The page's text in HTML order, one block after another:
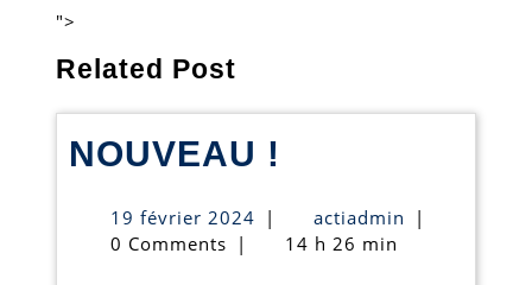
post:
">
Related Post
NOUVEAU !
19 février 202419
février
| actiadmin actiadmin
|
0 Comments | 14 h 26 min